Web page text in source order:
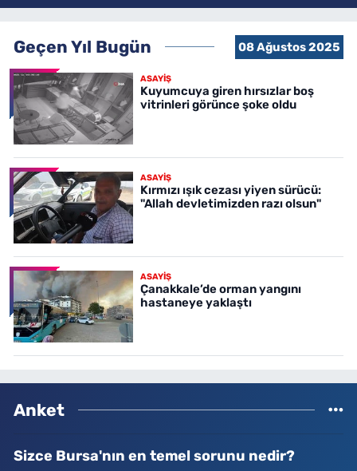
Geçen Yıl Bugün 08 Ağustos 2025
ASAYİŞ
Kuyumcuya giren hırsızlar boş
vitrinleri görünce şoke oldu
ASAYİŞ
Kırmızı ışık cezası yiyen sürücü:
"Allah devletimizden razı olsun"
ASAYİŞ
Çanakkale’de orman yangını
hastaneye yaklaştı
Anket
Sizce Bursa'nın en temel sorunu nedir?